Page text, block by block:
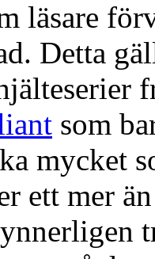
läsare
Detta
som
mycket
ett mer